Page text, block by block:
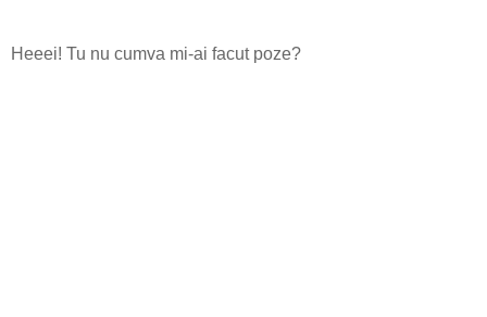
Heeei! Tu nu cumva mi-ai facut poze?